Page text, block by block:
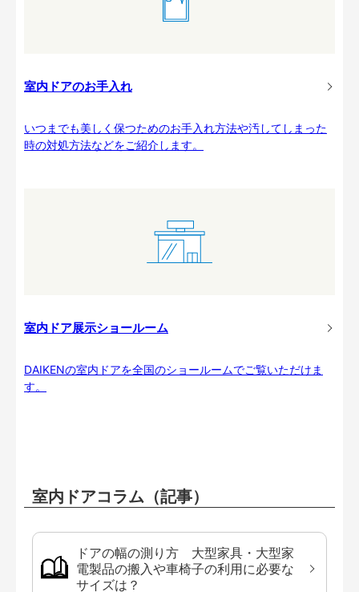
室内ドアのお手入れ
いつまでも美しく保つためのお手入れ方法や汚してしまった
時の対処方法などをご紹介します。
室内ドア展示ショールーム
DAIKENの室内ドアを全国のショールームでご覧いただけま
す。
室内ドアコラム（記事）
ドアの幅の測り方 大型家具・大型家
電製品の搬入や車椅子の利用に必要な
サイズは？